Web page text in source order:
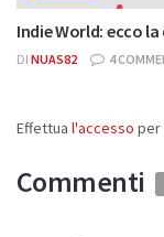
Indie World: ecco
DI NUAS82 4
Effettua l'accesso per
Commenti